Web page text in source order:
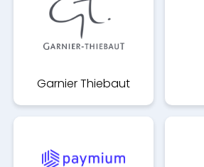
Garnier Thiebaut